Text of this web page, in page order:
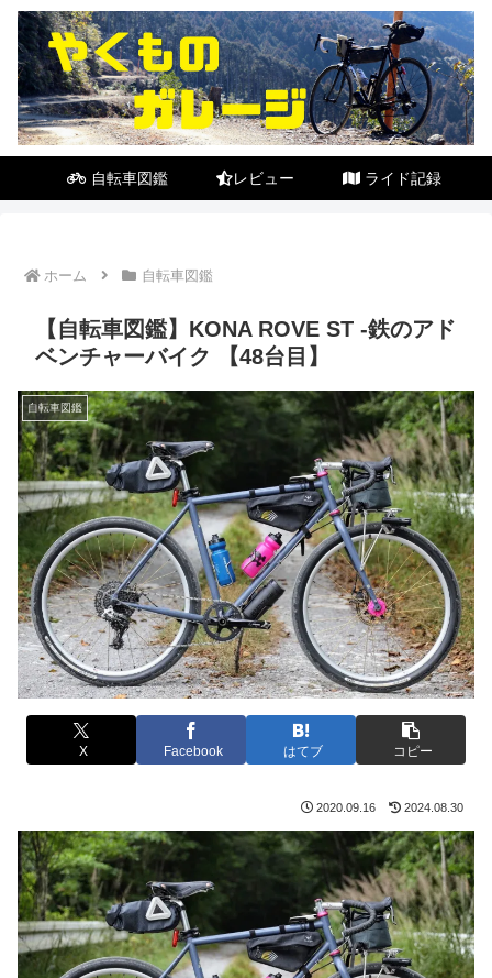
自転車図鑑 レビュー ライド記録
ホーム 自転車図鑑
【自転車図鑑】KONA ROVE ST -鉄のアド
ベンチャーバイク 【48台目】
自転車図鑑
X Facebook はてブ コピー
2020.09.16 2024.08.30